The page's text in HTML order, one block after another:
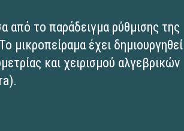
από το παράδειγμα ρύθμισης της
μικροπείραμα έχει
και χειρισμού αλγεβρικών